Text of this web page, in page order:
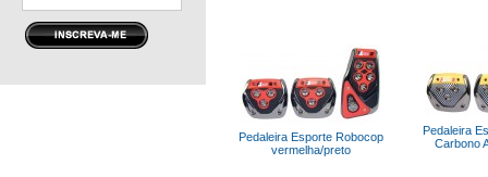
Pedaleira Esporte Robocop
vermelha/preto
Pedaleira
Carbono